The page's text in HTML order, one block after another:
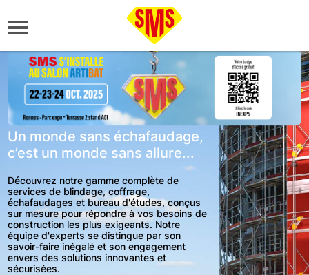
Un monde sans échafaudage,
c’est un monde sans allure...
Découvrez notre gamme complète de
services de blindage, coffrage,
échafaudages et bureau d'études, conçus
sur mesure pour répondre à vos besoins de
construction les plus exigeants. Notre
équipe d'experts se distingue par son
savoir-faire inégalé et son engagement
envers des solutions innovantes et
sécurisées.